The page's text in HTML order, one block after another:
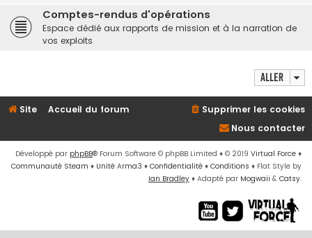
Comptes-rendus d'opérations
Espace dédié aux rapports de mission et à la narration de
vos exploits
Aller
Site Accueil du forum
Supprimer les cookies
Nous contacter
Développé par phpBB® Forum Software © phpBB Limited ♦ © 2019 Virtual Force ♦
Communauté Steam ♦ Unité Arma3 ♦ Confidentialité ♦ Conditions ♦ Flat Style by
Ian Bradley ♦ Adapté par Mogwaii & Catsy.